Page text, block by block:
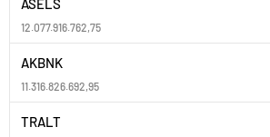
12.077.916.762,75
AKBNK
11.316.826.692,95
TRALT